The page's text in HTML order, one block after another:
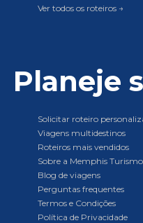
Ver todos os roteiros →
Planeje
Solicitar roteiro
Viagens multidestinos
Roteiros mais vendidos
Sobre a Memphis Turismo
Blog de viagens
Perguntas frequentes
Termos e Condições
Política de Privacidade